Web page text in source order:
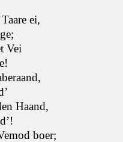
ei,
Vei
Haand,
boer;